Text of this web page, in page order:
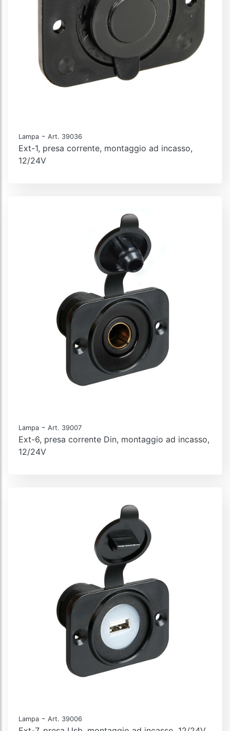
Lampa - Art. 39036
Ext-1, presa corrente, montaggio ad incasso,
12/24V
Lampa - Art. 39007
Ext-6, presa corrente Din, montaggio ad incasso,
12/24V
Lampa - Art. 39006